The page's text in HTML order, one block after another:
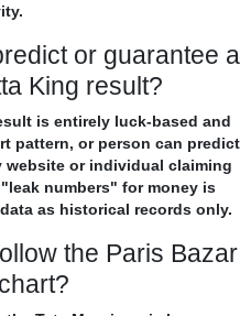
or guarantee a
King result?
is entirely luck-based and
pattern, or person can predict
website or individual claiming
numbers" for money is
as historical records only.
the Paris Bazar